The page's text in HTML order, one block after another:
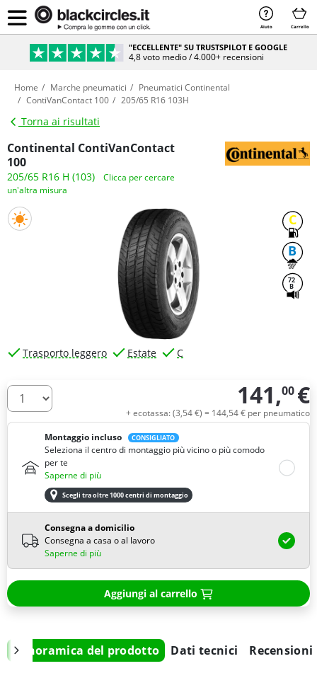
Aiuto Carrello
"ECCELLENTE" SU TRUSTSPILOT E GOOGLE
4,8 voto medio / 4.000+ recensioni
Home Marche pneumatici
Pneumatici Continental
ContiVanContact 100
205/65 R16 103H
Torna ai risultati
Continental ContiVanContact
100
205/65 R16 H (103)
Clicca per cercare
un'altra misura
C
B
72
B
Trasporto leggero Estate C
Quantità 141,00 €
+ ecotassa: (3,54€) = 144,54€ per pneumatico
Montaggio incluso
CONSIGLIATO
Seleziona il centro di montaggio più vicino o più comodo
per te
Saperne di più
Scegli tra oltre 1000 centri di montaggio
Consegna a domicilio
Consegna a casa o al lavoro
Saperne di più
Aggiungi al carrello
Panoramica del prodotto Dati tecnici Recensioni